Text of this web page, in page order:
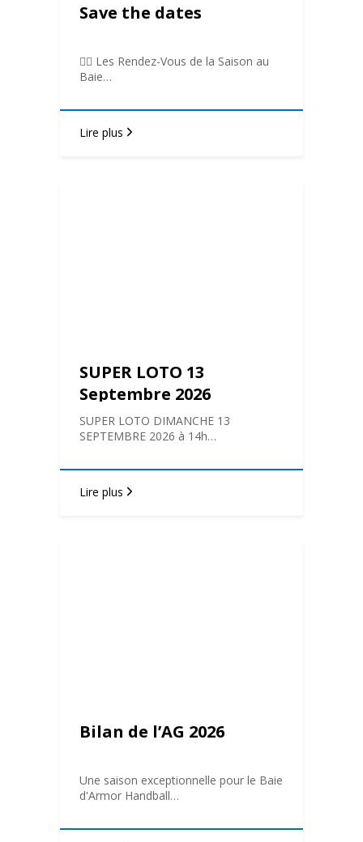
Save the dates
🤾‍♂️ Les Rendez-Vous de la Saison au
Baie…
Lire plus
SUPER LOTO 13
Septembre 2026
SUPER LOTO DIMANCHE 13
SEPTEMBRE 2026 à 14h…
Lire plus
Bilan de l’AG 2026
Une saison exceptionnelle pour le Baie
d'Armor Handball…